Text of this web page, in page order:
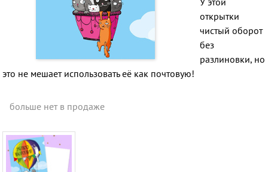
открытки
чистый оборот
без
разлиновки, но
это не мешает использовать её как почтовую!
больше нет в продаже